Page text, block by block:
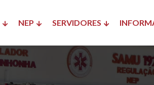
NEP SERVIDORES